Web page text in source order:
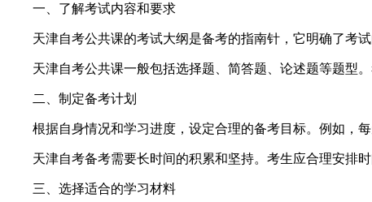
一、了解考试内容和要求
天津自考公共课的考试大纲是备考的指南针，它明确了考试
天津自考公共课一般包括选择题、简答题、论述题等题型。
二、制定备考计划
根据自身情况和学习进度，设定合理的备考目标。例如，每
天津自考备考需要长时间的积累和坚持。考生应合理安排时
三、选择适合的学习材料